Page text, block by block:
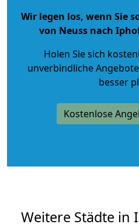
Wir legen los, wenn Sie
von Neuss nach
Holen Sie sich
unverbindliche Angebote
besser
Kostenlose
Weitere Städte in